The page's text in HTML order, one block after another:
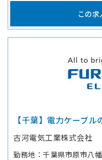
この
【千葉】電力ケーブル
古河電気工業株式会社
勤務地
千葉県市原市八